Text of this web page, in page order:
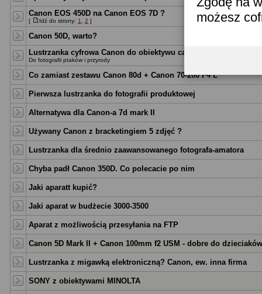
możesz
Canon EOS 450D na Canon EOS 7D ?
[ Idź do strony: 1 2 ]
Canon 50D, warto?
Lustrzanka cyfrowa Canon do obiektywu canon EFS IS STM
Do fotografii ptaków i przyrody
Co zamiast zestawu Canon 80d + Canon 70-200 F4 L
Pierwsza lustrzanka do fotografii produktowej
Alternatywa dla Canon-a 7d mark II
Używany Canon z bracketingiem 5 zdjęć ?
Lustrzanka dla średnio zaawansowanego fotografa-amatora
Chyba padł Canon 350D. Co polecacie po nim
Jaki aparatt kupić?
Jaki aparat w budżecie 3000-3500
Aparat z możliwością przesyłania na FTP
Canon 5D Mark II + Canon 100mm f2 USM - dobre do
Lustrzanka z migawką elektroniczną? Canon, ew. inna firma
SONY z obiektywami MINOLTA